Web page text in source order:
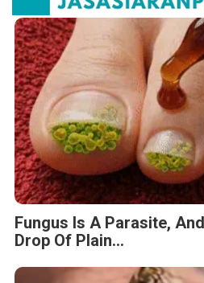
Fungus Is A Parasite,
Drop Of Plain...